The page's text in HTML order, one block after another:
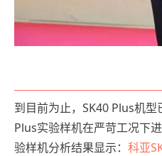
到目前为止，SK40 Plus机
Plus实验样机在严苛工况下
验样机分析结果显示： 科亚